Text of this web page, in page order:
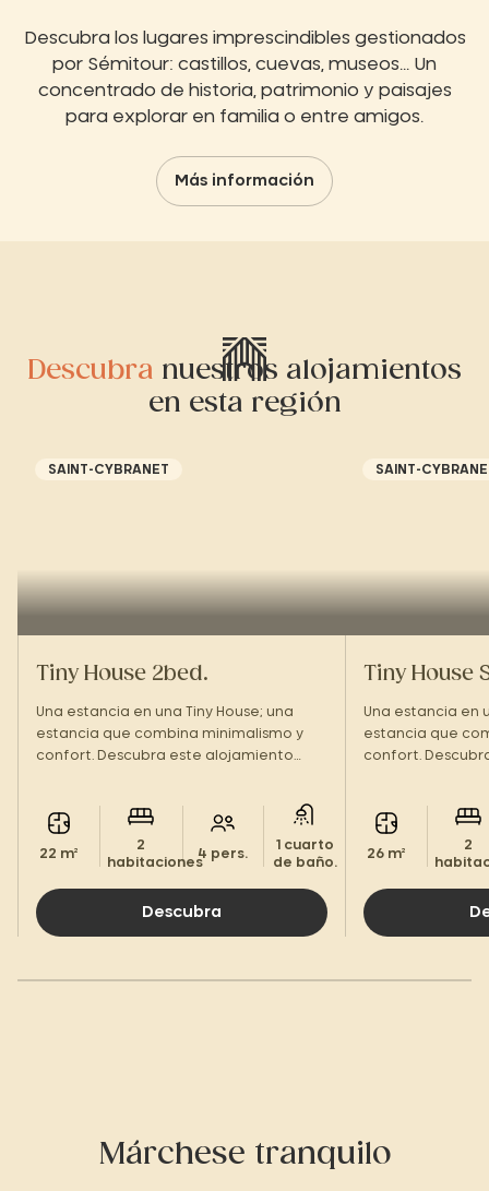
Descubra los lugares imprescindibles gestionados
por Sémitour: castillos, cuevas, museos... Un
concentrado de historia, patrimonio y paisajes
para explorar en familia o entre amigos.
Más información
Descubra nuestros alojamientos
en esta región
SAINT-CYBRANET
Tiny House 2bed.
Una estancia en una Tiny House; una
estancia que combina minimalismo y
confort. Descubra este alojamiento
22 m²
2
habitaciones
4 pers.
1 cuarto
de baño.
Descubra
SAINT-
Tiny House
Una estancia en
estancia que
confort.
26 m²
2
Márchese tranquilo